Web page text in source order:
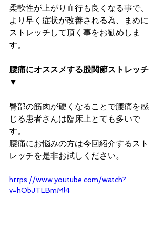
柔軟性が上がり血行も良くなる事で、
より早く症状が改善される為、まめに
ストレッチして頂く事をお勧めしま
す。
腰痛にオススメする股関節ストレッチ
▼
臀部の筋肉が硬くなることで腰痛を感
じる患者さんは臨床上とても多いで
す。
腰痛にお悩みの方は今回紹介するスト
レッチを是非お試しください。
https://www.youtube.com/watch?
v=hObJTLBmMl4